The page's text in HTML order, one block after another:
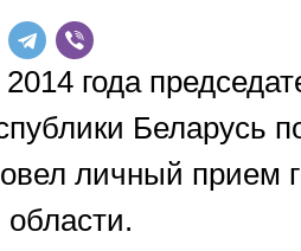
2014 года
Беларусь
личный прием